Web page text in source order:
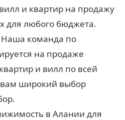
и квартир на продажу
для любого бюджета.
Наша команда по
на продаже
и вилл по всей
широкий выбор
в Алании для